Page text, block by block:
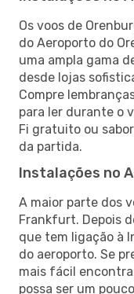
Os voos de
do Aeroporto do
uma ampla gama
desde lojas
Compre
para ler durante o
Fi gratuito ou
da partida.
Instalações no
A maior parte dos
Frankfurt. Depois
que tem ligação à
do aeroporto. Se
mais fácil
possa ser um